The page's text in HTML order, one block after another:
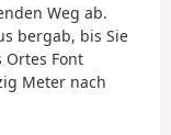
Weg ab.
bergab, bis Sie
Font
Meter nach